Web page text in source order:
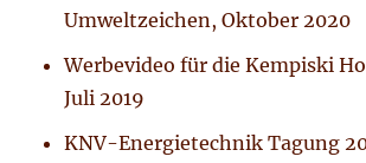
Umweltzeichen, Oktober 2020
Werbevideo für die Kempiski
Juli 2019
KNV-Energietechnik Tagung